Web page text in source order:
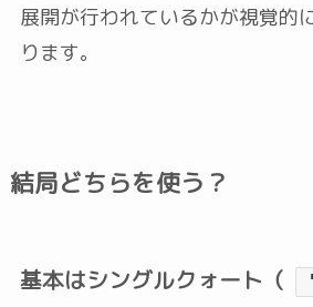
展開が行われているかが視覚的
ります。
結局どちらを使う？
基本はシングルクォート（ '